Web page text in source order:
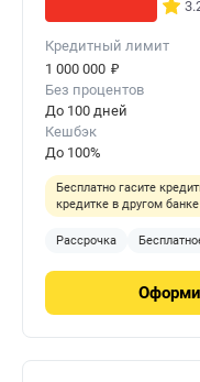
Кредитный лимит
1 000 000 ₽
Без процентов
До 100 дней
Кешбэк
До 100%
Бесплатно гасите
кредитке в другом банке
Рассрочка